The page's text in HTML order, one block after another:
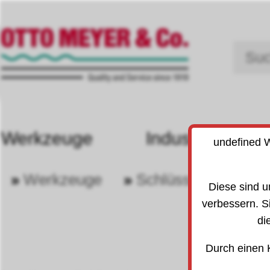
Werkzeuge Industriebedarf
» Werkzeuge »
undefined
Diese sind
verbessern.
Durch einen